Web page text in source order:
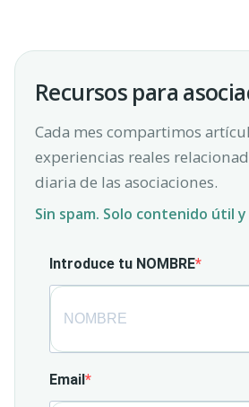
Recursos para
Cada mes compartimos
experiencias reales
diaria de las asociaciones.
Sin spam. Solo contenido útil
Introduce tu NOMBRE
Email